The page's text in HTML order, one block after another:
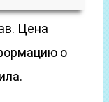
Цена
о